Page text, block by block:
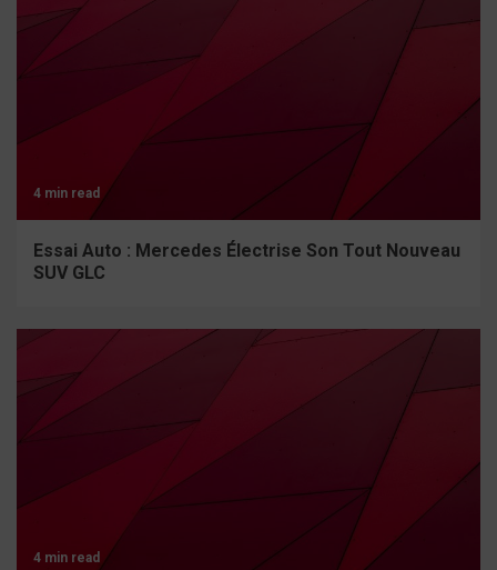
4 min read
Essai Auto : Mercedes Électrise Son Tout Nouveau
SUV GLC
4 min read